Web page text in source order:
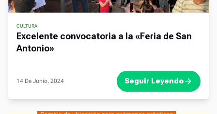
CULTURA
Excelente convocatoria a la «Feria de San
Antonio»
14 De Junio, 2024 Seguir Leyendo